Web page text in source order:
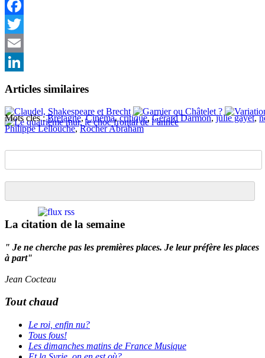
Facebook
Twitter
Email
Articles similaires
Mots clés :Bretagne,Cinéma,critique,Gérard Darmon,julie gayet,
Philippe Lellouche,Rocher Abraham
La citation de la semaine
" Je ne cherche pas les premières places. Je leur préfère les places
à part"
Jean Cocteau
Tout chaud
Le roi, enfin nu?
Tous fous!
Les dimanches matins de France Musique